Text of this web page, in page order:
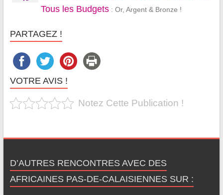
Tous les Budgets : Or, Argent & Bronze !
PARTAGEZ !
VOTRE AVIS !
Notez Cette Publication !
D’AUTRES RENCONTRES AVEC DES
AFRICAINES PAS-DE-CALAISIENNES SUR :